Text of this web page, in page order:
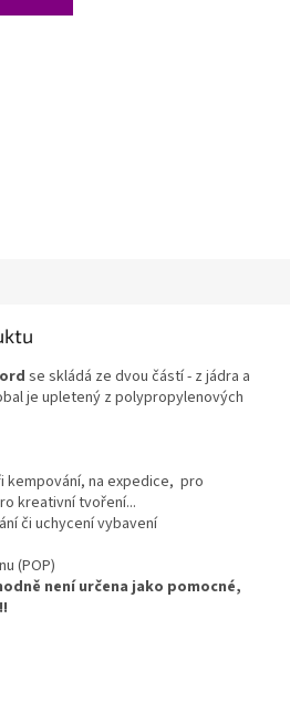
se skládá ze dvou částí - z jádra a
je upletený z polypropylenových
kempování, na expedice, pro
kreativní tvoření...
či uchycení vybavení
(POP)
není určena jako pomocné,